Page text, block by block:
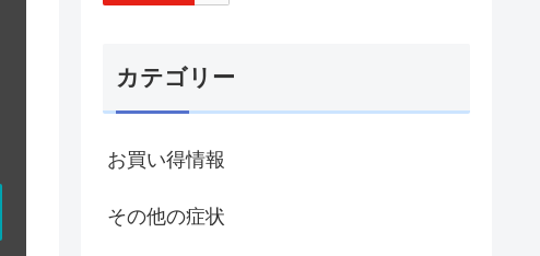
カテゴリー
お買い得情報
その他の症状